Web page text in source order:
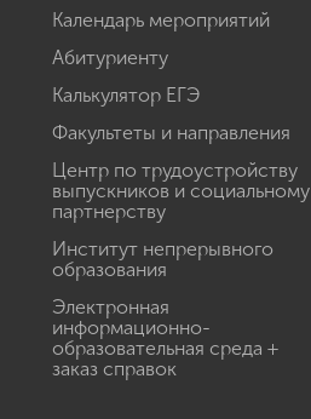
Календарь мероприятий
Абитуриенту
Калькулятор ЕГЭ
Факультеты и направления
Центр по трудоустройству
выпускников и социальному
партнерству
Институт непрерывного
образования
Электронная
информационно-
образовательная среда +
заказ справок